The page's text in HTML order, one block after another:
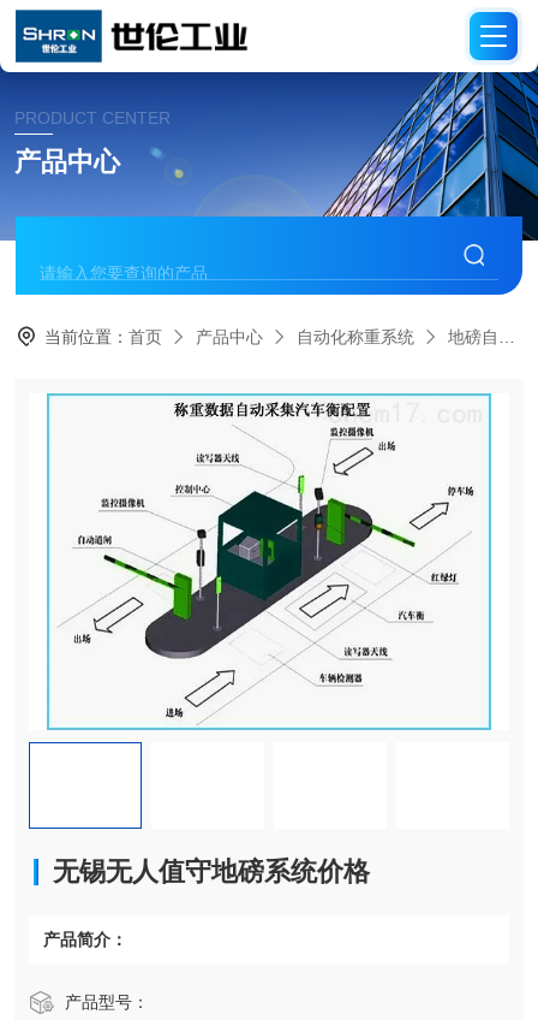
PRODUCT CENTER
产品中心
当前位置：首页 产品中心 自动化称重系统 地磅自动称重系统
无锡无人值守地磅系统价格
产品简介：
产品型号：